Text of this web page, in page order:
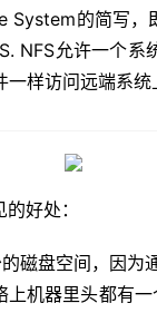
System的简写，
NFS允许一个
样访问远端系统
好处：
磁盘空间，因为
上机器里头都有